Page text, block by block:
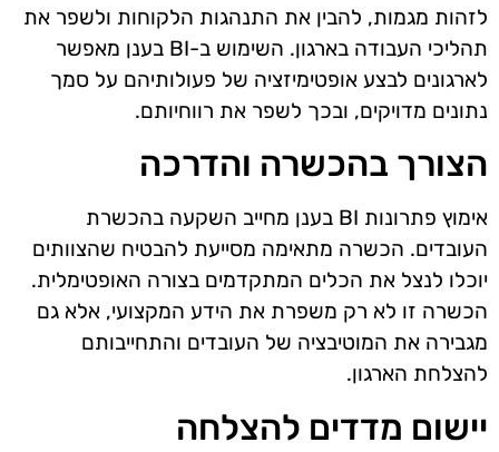
לזהות מגמות, להבין את התנהגות הלקוחות ולשפר את
תהליכי העבודה בארגון. השימוש ב-BI בענן מאפשר
לארגונים לבצע אופטימיזציה של פעולותיהם על סמך
נתונים מדויקים, ובכך לשפר את רווחיותם.
הצורך בהכשרה והדרכה
אימוץ פתרונות BI בענן מחייב השקעה בהכשרת
העובדים. הכשרה מתאימה מסייעת להבטיח שהצוותים
יוכלו לנצל את הכלים המתקדמים בצורה האופטימלית.
הכשרה זו לא רק משפרת את הידע המקצועי, אלא גם
מגבירה את המוטיבציה של העובדים והתחייבותם
להצלחת הארגון.
יישום מדדים להצלחה